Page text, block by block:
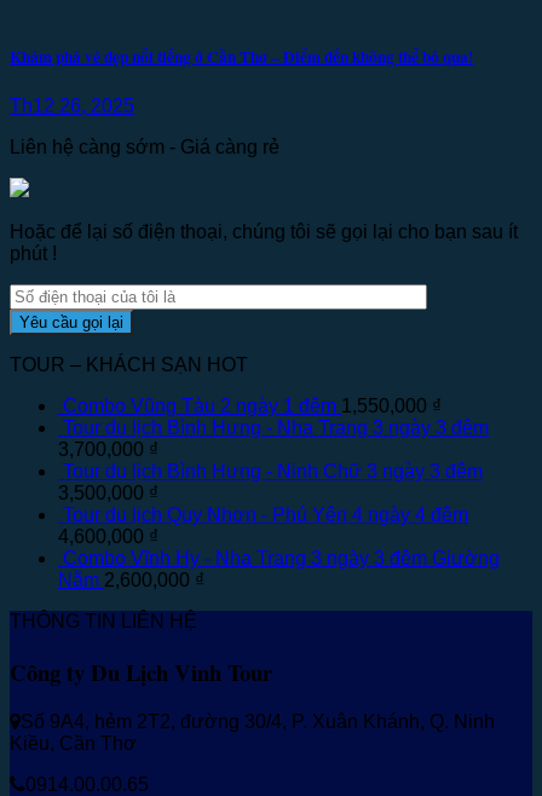
Khám phá vẻ đẹp nổi tiếng ở Cần Thơ – Điểm đến không thể bỏ qua!
Th12 26, 2025
Liên hệ càng sớm - Giá càng rẻ
Hoặc để lại số điện thoại, chúng tôi sẽ gọi lại cho bạn sau ít
phút !
TOUR – KHÁCH SẠN HOT
Combo Vũng Tàu 2 ngày 1 đêm 1,550,000 ₫
Tour du lịch Bình Hưng - Nha Trang 3 ngày 3 đêm
3,700,000 ₫
Tour du lịch Bình Hưng - Ninh Chữ 3 ngày 3 đêm
3,500,000 ₫
Tour du lịch Quy Nhơn - Phú Yên 4 ngày 4 đêm
4,600,000 ₫
Combo Vĩnh Hy - Nha Trang 3 ngày 3 đêm Giường
Nằm 2,600,000 ₫
THÔNG TIN LIÊN HỆ
Công ty Du Lịch Vinh Tour
Số 9A4, hẻm 2T2, đường 30/4, P. Xuân Khánh, Q. Ninh
Kiều, Cần Thơ
0914.00.00.65